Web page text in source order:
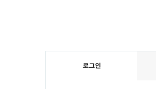
로그인